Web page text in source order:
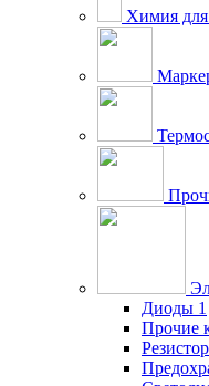
Химия для
Диоды 1
Прочие